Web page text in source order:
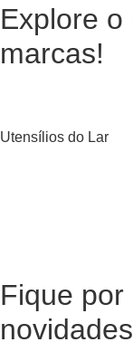
Explore o
marcas!
Utensílios do Lar
Fique